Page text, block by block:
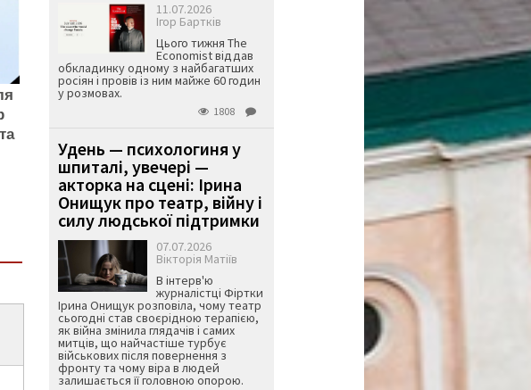
11.07.2026
Ігор Бартків
Цього тижня The
Economist віддав
обкладинку одному з найбагатших
росіян і провів із ним майже 60 годин
у розмовах.
1808
Удень — психологиня у
шпиталі, увечері —
акторка на сцені: Ірина
Онищук про театр, війну і
силу людської підтримки
07.07.2026
Вікторія Матіїв
В інтерв'ю
журналістці Фіртки
Ірина Онищук розповіла, чому театр
сьогодні став своєрідною терапією,
як війна змінила глядачів і самих
митців, що найчастіше турбує
військових після повернення з
фронту та чому віра в людей
залишається її головною опорою.